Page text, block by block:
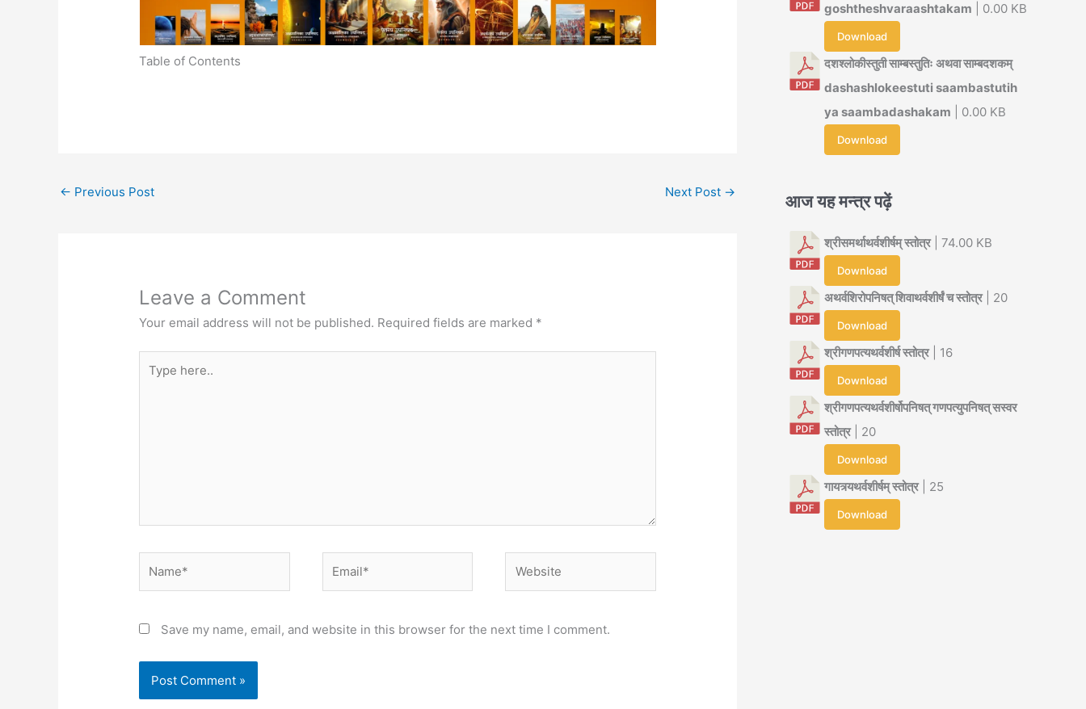
Table of Contents
← Previous Post Next Post →
Leave a Comment
Your email address will not be published. Required fields are marked *
here..
Save my name, email, and website in this browser for the next time I comment.
goshtheshvaraashtakam | 0.00 KB
Download
दशश्लोकीस्तुती साम्बस्तुतिः अथवा साम्बदशकम्
dashashlokeestuti saambastutih
ya saambadashakam | 0.00 KB
Download
आज यह मन्त्र पढ़ें
श्रीसमर्थाथर्वशीर्षम् स्तोत्र| 74.00 KB
Download
अथर्वशिरोपनिषत् शिवाथर्वशीर्षं च स्तोत्र| 20
Download
श्रीगणपत्यथर्वशीर्ष स्तोत्र| 16
Download
श्रीगणपत्यथर्वशीर्षोपनिषत् गणपत्युपनिषत् सस्वर
स्तोत्र| 20
Download
गायत्र्यथर्वशीर्षम् स्तोत्र| 25
Download